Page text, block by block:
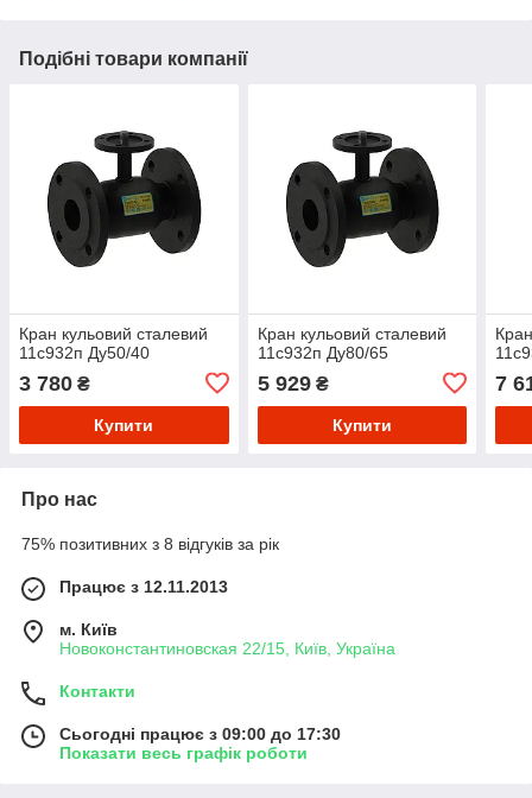
Подібні товари компанії
Кран кульовий сталевий
11с932п Ду50/40
3 780 ₴
Купити
Кран кульовий сталевий
11с932п Ду80/65
5 929₴
Купити
7
Про нас
75% позитивних з 8 відгуків за рік
Працює з 12.11.2013
м. Київ
Новоконстантиновская 22/15, Київ, Україна
Контакти
Сьогодні працює з 09:00 до 17:30
Показати весь графік роботи